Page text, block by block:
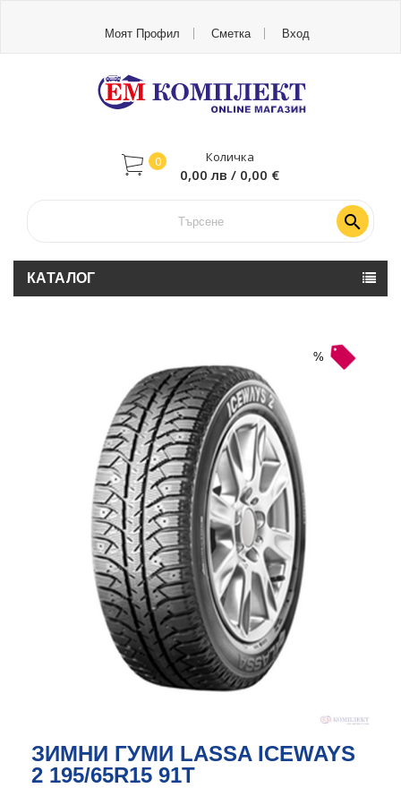
Моят Профил Сметка Вход
Количка
0
0,00 лв / 0,00 €

КАТАЛОГ
%
ЗИМНИ ГУМИ LASSA ICEWAYS
2 195/65R15 91T